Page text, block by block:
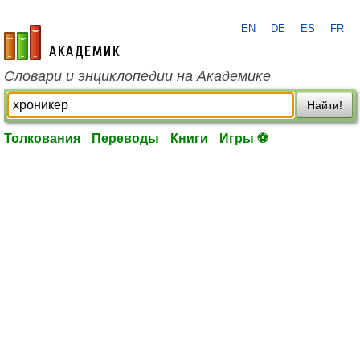
academic.ru
EN DE ES FR
Словари и энциклопедии на Академике
Найти!
Толкования Переводы Книги Игры ⚽